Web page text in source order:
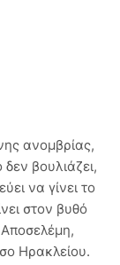
ανομβρίας,
βουλιάζει,
να γίνει το
στον βυθό
Ηρακλείου.